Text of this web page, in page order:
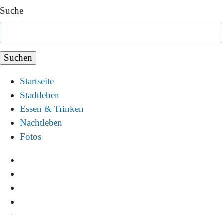
Suche
Startseite
Stadtleben
Essen & Trinken
Nachtleben
Fotos